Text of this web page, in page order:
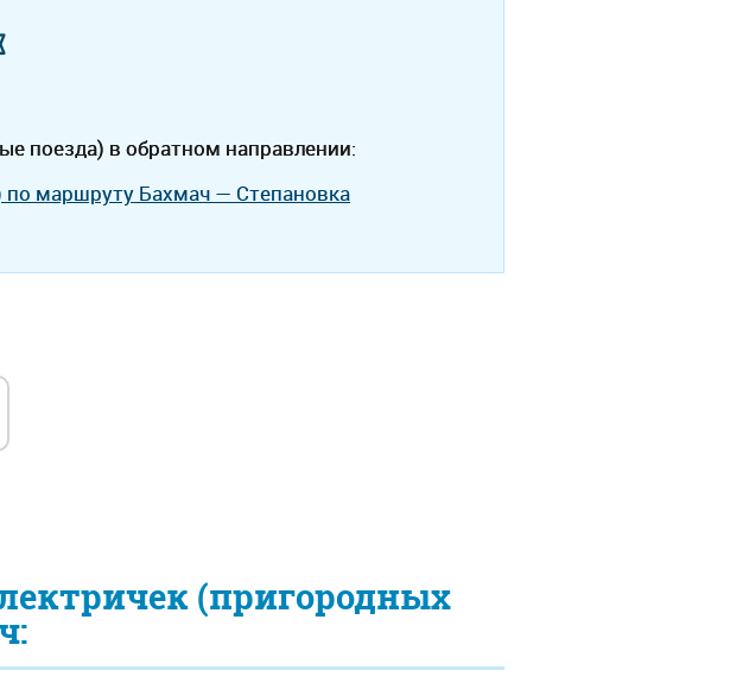
(пригородных
поезда) в обратном направлении:
по маршруту Бахмач — Степановка